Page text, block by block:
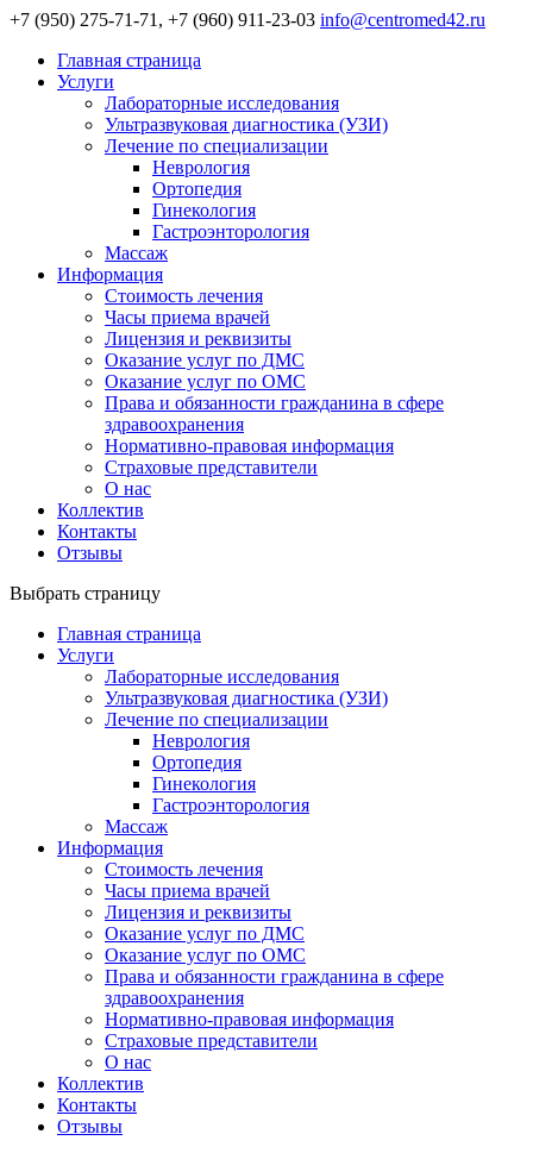
+7 (950) 275-71-71, +7 (960) 911-23-03 info@centromed42.ru
Главная страница
Услуги
Лабораторные исследования
Ультразвуковая диагностика (УЗИ)
Лечение по специализации
Неврология
Ортопедия
Гинекология
Гастроэнторология
Массаж
Информация
Стоимость лечения
Часы приема врачей
Лицензия и реквизиты
Оказание услуг по ДМС
Оказание услуг по ОМС
Права и обязанности гражданина в сфере
здравоохранения
Нормативно-правовая информация
Страховые представители
О нас
Коллектив
Контакты
Отзывы
Выбрать страницу
Главная страница
Услуги
Лабораторные исследования
Ультразвуковая диагностика (УЗИ)
Лечение по специализации
Неврология
Ортопедия
Гинекология
Гастроэнторология
Массаж
Информация
Стоимость лечения
Часы приема врачей
Лицензия и реквизиты
Оказание услуг по ДМС
Оказание услуг по ОМС
Права и обязанности гражданина в сфере
здравоохранения
Нормативно-правовая информация
Страховые представители
О нас
Коллектив
Контакты
Отзывы